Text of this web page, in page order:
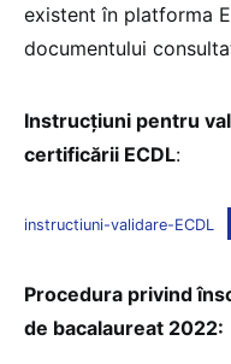
existent în platforma
documentului
Instrucțiuni pentru
certificării ECDL:
instructiuni-validare-ECDL
Procedura privind
de bacalaureat 2022: